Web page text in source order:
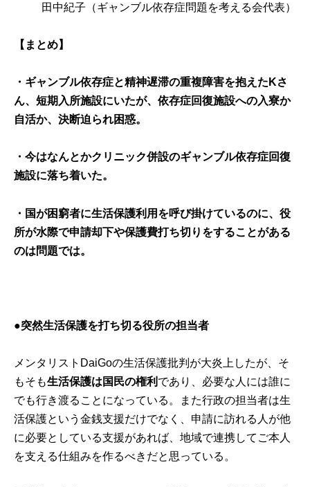
田中紀子 （ギャンブル依存症問題を考える会代表）
【まとめ】
・ギャンブル依存症と精神遅滞の重複障害を抱えたKさ
ん、短期入所施設にいたが、依存症回復施設への入寮か
自活か、決断迫られ困惑。
・今はなんとかクリニック併設のギャンブル依存症回復
施設に落ち着いた。
・国が困窮者に生活保護利用を呼び掛けているのに、役
所が水際で申請却下や保護費打ち切りをすることがある
のは問題では。
●突然生活保護を打ち切る役所の担当者
メンタリストDaiGoの生活保護批判が大炎上したが、そ
もそも生活保護は国民の権利 であり、必要な人には誰に
でも行き渡ることになっている。また行政の担当者は生
活保護という金銭支援だけでなく、申請に訪れる人が他
に必要としている支援があれば、地域で連携してご本人
を支える仕組みを作るべきだと思っている。